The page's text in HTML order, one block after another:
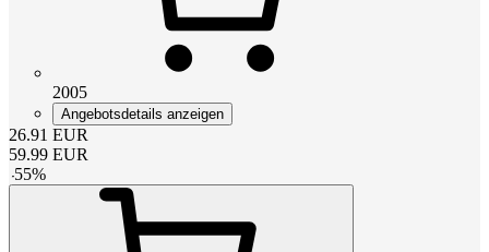
2005
Angebotsdetails anzeigen
26.91 EUR
59.99 EUR
-55%